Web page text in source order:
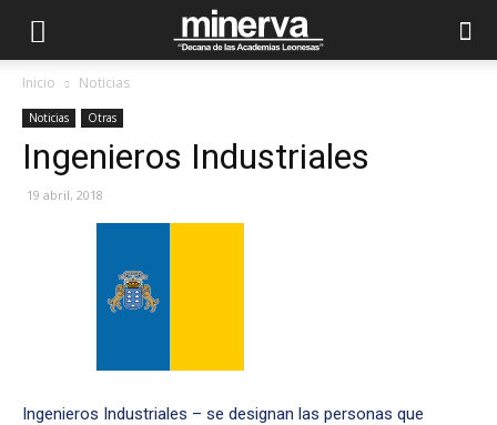
Inicio Noticias
Noticias Otras
Ingenieros Industriales
19 abril, 2018
Ingenieros Industriales – se designan las personas que